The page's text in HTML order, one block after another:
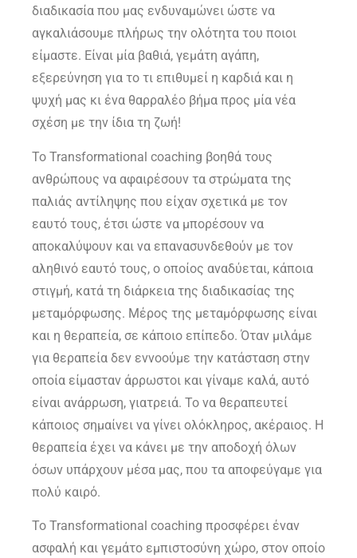
διαδικασία που μας ενδυναμώνει ώστε να
αγκαλιάσουμε πλήρως την ολότητα του ποιοι
είμαστε. Είναι μία βαθιά, γεμάτη αγάπη,
εξερεύνηση για το τι επιθυμεί η καρδιά και η
ψυχή μας κι ένα θαρραλέο βήμα προς μία νέα
σχέση με την ίδια τη ζωή!
Το Transformational coaching βοηθά τους
ανθρώπους να αφαιρέσουν τα στρώματα της
παλιάς αντίληψης που είχαν σχετικά με τον
εαυτό τους, έτσι ώστε να μπορέσουν να
αποκαλύψουν και να επανασυνδεθούν με τον
αληθινό εαυτό τους, ο οποίος αναδύεται, κάποια
στιγμή, κατά τη διάρκεια της διαδικασίας της
μεταμόρφωσης. Μέρος της μεταμόρφωσης είναι
και η θεραπεία, σε κάποιο επίπεδο. Όταν μιλάμε
για θεραπεία δεν εννοούμε την κατάσταση στην
οποία είμασταν άρρωστοι και γίναμε καλά, αυτό
είναι ανάρρωση, γιατρειά. Το να θεραπευτεί
κάποιος σημαίνει να γίνει ολόκληρος, ακέραιος. Η
θεραπεία έχει να κάνει με την αποδοχή όλων
όσων υπάρχουν μέσα μας, που τα αποφεύγαμε για
πολύ καιρό.
Το Transformational coaching προσφέρει έναν
ασφαλή και γεμάτο εμπιστοσύνη χώρο, στον οποίο